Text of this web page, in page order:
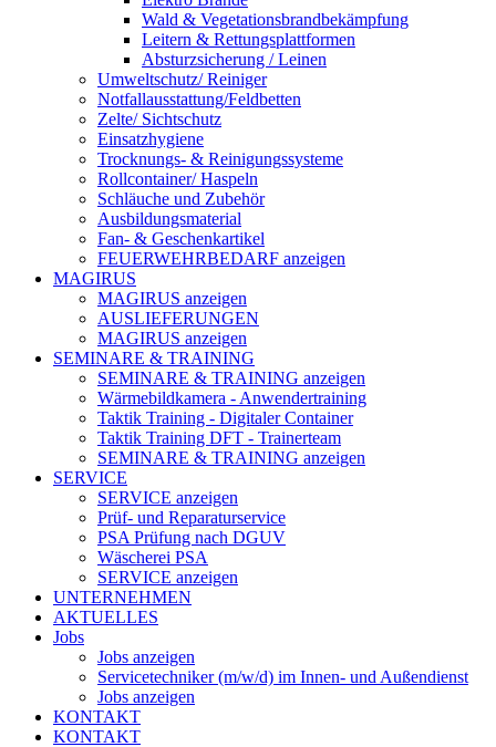
Wald & Vegetationsbrandbekämpfung
Leitern & Rettungsplattformen
Absturzsicherung / Leinen
Umweltschutz/ Reiniger
Notfallausstattung/Feldbetten
Zelte/ Sichtschutz
Einsatzhygiene
Trocknungs- & Reinigungssysteme
Rollcontainer/ Haspeln
Schläuche und Zubehör
Ausbildungsmaterial
Fan- & Geschenkartikel
FEUERWEHRBEDARF anzeigen
MAGIRUS
MAGIRUS anzeigen
AUSLIEFERUNGEN
MAGIRUS anzeigen
SEMINARE & TRAINING
SEMINARE & TRAINING anzeigen
Wärmebildkamera - Anwendertraining
Taktik Training - Digitaler Container
Taktik Training DFT - Trainerteam
SEMINARE & TRAINING anzeigen
SERVICE
SERVICE anzeigen
Prüf- und Reparaturservice
PSA Prüfung nach DGUV
Wäscherei PSA
SERVICE anzeigen
UNTERNEHMEN
AKTUELLES
Jobs
Jobs anzeigen
Servicetechniker (m/w/d) im Innen- und Außendienst
Jobs anzeigen
KONTAKT
KONTAKT